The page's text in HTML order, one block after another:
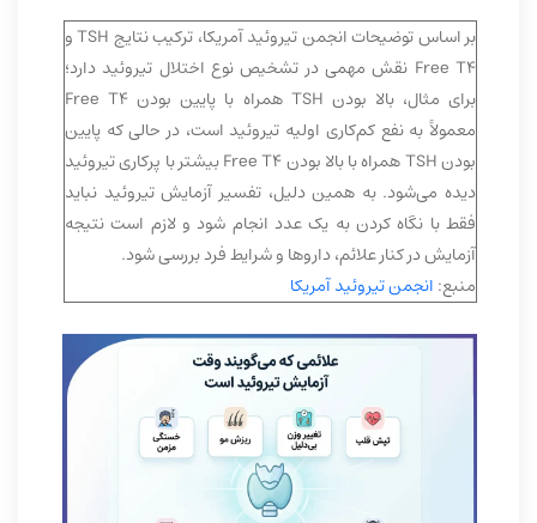
بر اساس توضیحات انجمن تیروئید آمریکا، ترکیب نتایج TSH و
Free T4 نقش مهمی در تشخیص نوع اختلال تیروئید دارد؛
برای مثال، بالا بودن TSH همراه با پایین بودن Free T4
معمولاً به نفع کم‌کاری اولیه تیروئید است، در حالی که پایین
بودن TSH همراه با بالا بودن Free T4 بیشتر با پرکاری تیروئید
دیده می‌شود. به همین دلیل، تفسیر آزمایش تیروئید نباید
فقط با نگاه کردن به یک عدد انجام شود و لازم است نتیجه
آزمایش در کنار علائم، داروها و شرایط فرد بررسی شود.
منبع: انجمن تیروئید آمریکا